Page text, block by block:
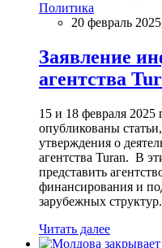
Политика
20 февраль
Заявление
агентства
15 и 18 февраля 2025
опубликованы
утверждения о
агентства Turan. В
представить
финансирования и
зарубежных структур.
Читать далее